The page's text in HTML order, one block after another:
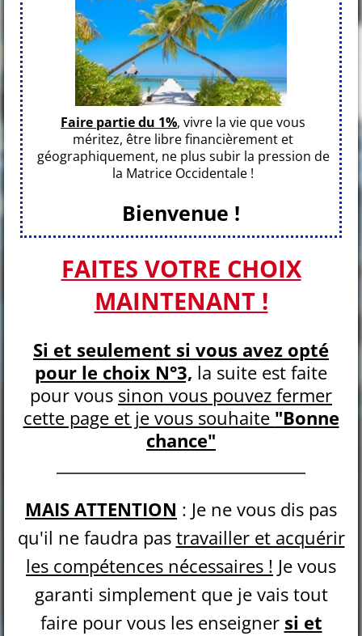
Faire partie du 1%, vivre la vie que vous
méritez, être libre financièrement et
géographiquement, ne plus subir la pression de
la Matrice Occidentale !
Bienvenue !
FAITES VOTRE CHOIX
MAINTENANT !
Si et seulement si vous avez opté
pour le choix N°3, la suite est faite
pour vous sinon vous pouvez fermer
cette page et je vous souhaite "Bonne
chance"
MAIS ATTENTION : Je ne vous dis pas
qu'il ne faudra pas travailler et acquérir
les compétences nécessaires ! Je vous
garanti simplement que je vais tout
faire pour vous les enseigner si et